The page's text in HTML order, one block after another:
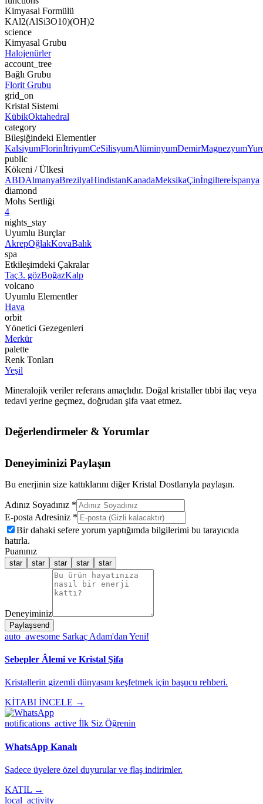
Kimyasal Formülü
KAl2(AlSi3O10)(OH)2
science
Kimyasal Grubu
Halojenürler
account_tree
Bağlı Grubu
Florit Grubu
grid_on
Kristal Sistemi
KübikOktahedral
category
Bileşiğindeki Elementler
KalsiyumFlorinİtriyumCeSilisyumAlüminyumDemirMagnezyum
public
Kökeni / Ülkesi
ABDAlmanyaBrezilyaHindistanKanadaMeksikaÇinİngiltereİspanya
diamond
Mohs Sertliği
4
nights_stay
Uyumlu Burçlar
AkrepOğlakKovaBalık
spa
Etkileşimdeki Çakralar
Taç3. gözBoğazKalp
volcano
Uyumlu Elementler
Hava
orbit
Yönetici Gezegenleri
Merkür
palette
Renk Tonları
Yeşil
Mineralojik veriler referans amaçlıdır. Doğal kristaller tıbbi ilaç veya
tedavi yerine geçmez, doğrudan şifa vaat etmez.
Değerlendirmeler & Yorumlar
Deneyiminizi Paylaşın
Bu enerjinin size kattıklarını diğer Kristal Dostlarıyla paylaşın.
Adınız Soyadınız *
E-posta Adresiniz *
Bir dahaki sefere yorum yaptığımda bilgilerimi bu tarayıcıda
hatırla.
Puanınız
star star star star star
Deneyiminiz
Paylaşsend
auto_awesome Sarkaç Adam'dan Yeni!
Sebepler Âlemi ve Kristal Şifa
Kristallerin gizemli dünyasını keşfetmek için başucu rehberi.
KİTABI İNCELE →
notifications_active İlk Siz Öğrenin
WhatsApp Kanalı
Sadece üyelere özel duyurular ve flaş indirimler.
KATIL →
local_activity